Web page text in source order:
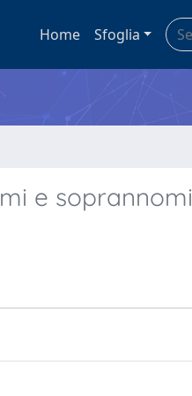
Home Sfoglia
e soprannomi